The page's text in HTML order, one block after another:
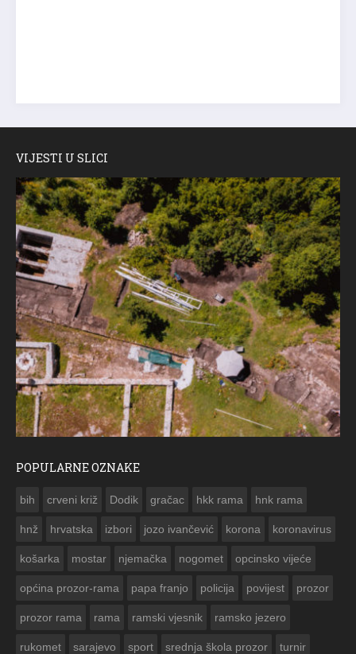
VIJESTI U SLICI
POPULARNE OZNAKE
bih crveni križ Dodik gračac hkk rama hnk rama
hnž hrvatska izbori jozo ivančević korona koronavirus
košarka mostar njemačka nogomet opcinsko vijeće
općina prozor-rama papa franjo policija povijest prozor
prozor rama rama ramski vjesnik ramsko jezero
rukomet sarajevo sport srednja škola prozor turnir